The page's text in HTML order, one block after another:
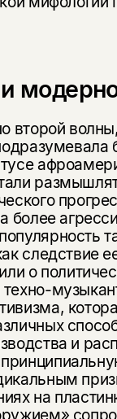
второй
более
следствие
о
и
на